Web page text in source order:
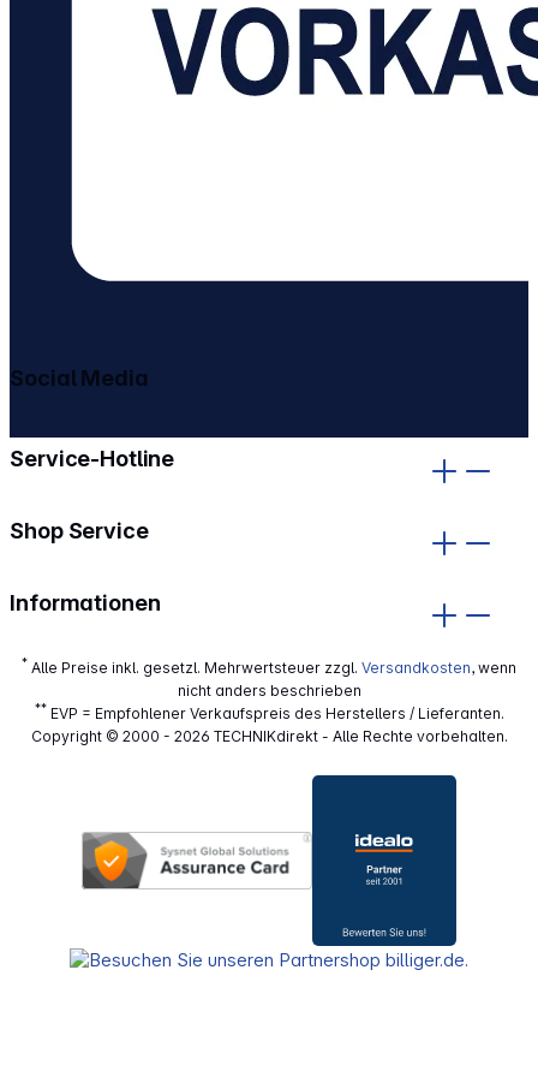
Service-Hotline
Shop Service
Informationen
Social Media
* Alle Preise inkl. gesetzl. Mehrwertsteuer zzgl. Versandkosten, wenn
nicht anders beschrieben
**EVP = Empfohlener Verkaufspreis des Herstellers / Lieferanten.
Copyright © 2000 - 2026 TECHNIKdirekt - Alle Rechte vorbehalten.